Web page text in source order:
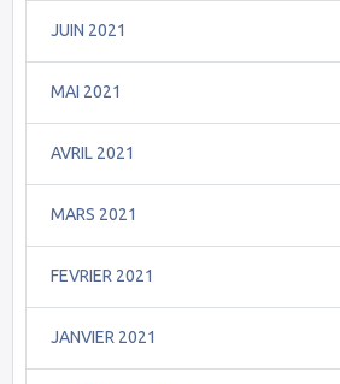
JUIN 2021
MAI 2021
AVRIL 2021
MARS 2021
FEVRIER 2021
JANVIER 2021